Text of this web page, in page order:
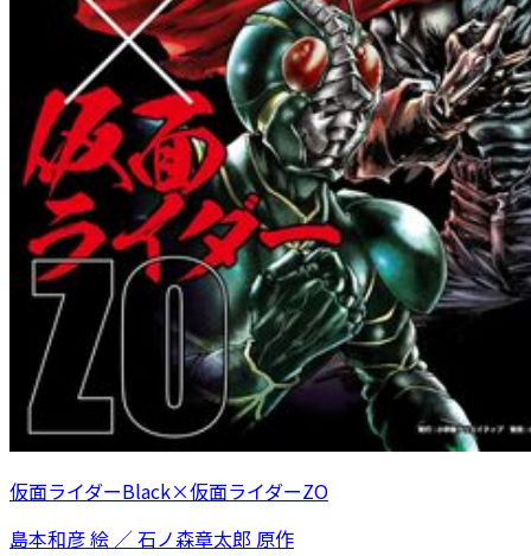
仮面ライダーBlack×仮面ライダーZO
島本和彦 絵 ／ 石ノ森章太郎 原作